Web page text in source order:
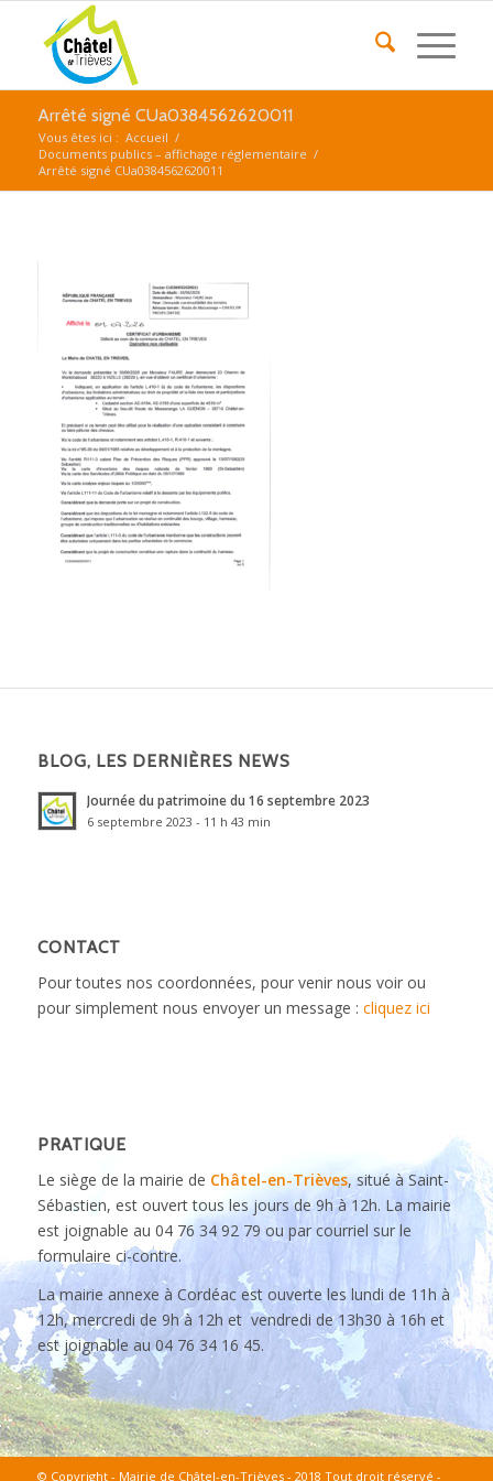
Arrêté signé CUa0384562620011
Vous êtes ici : Accueil /
Documents publics – affichage réglementaire /
Arrêté signé CUa0384562620011
BLOG, LES DERNIÈRES NEWS
Journée du patrimoine du 16 septembre 2023
6 septembre 2023 - 11 h 43 min
CONTACT
Pour toutes nos coordonnées, pour venir nous voir ou
pour simplement nous envoyer un message : cliquez ici
PRATIQUE
Le siège de la mairie de Châtel-en-Trièves, situé à Saint-
Sébastien, est ouvert tous les jours de 9h à 12h. La mairie
est joignable au 04 76 34 92 79 ou par courriel sur le
formulaire ci-contre.
La mairie annexe à Cordéac est ouverte les lundi de 11h à
12h, mercredi de 9h à 12h et vendredi de 13h30 à 16h et
est joignable au 04 76 34 16 45.
© Copyright - Mairie de Châtel-en-Trièves - 2018 Tout droit réservé -